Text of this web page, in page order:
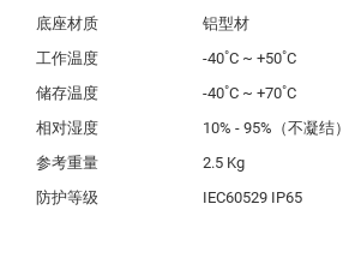
底座材质
铝型材
工作温度
-40˚C ~ +50˚C
储存温度
-40˚C ~ +70˚C
相对湿度
10% - 95%（不凝结）
参考重量
2.5 Kg
防护等级
IEC60529 IP65